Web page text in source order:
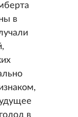
в
в